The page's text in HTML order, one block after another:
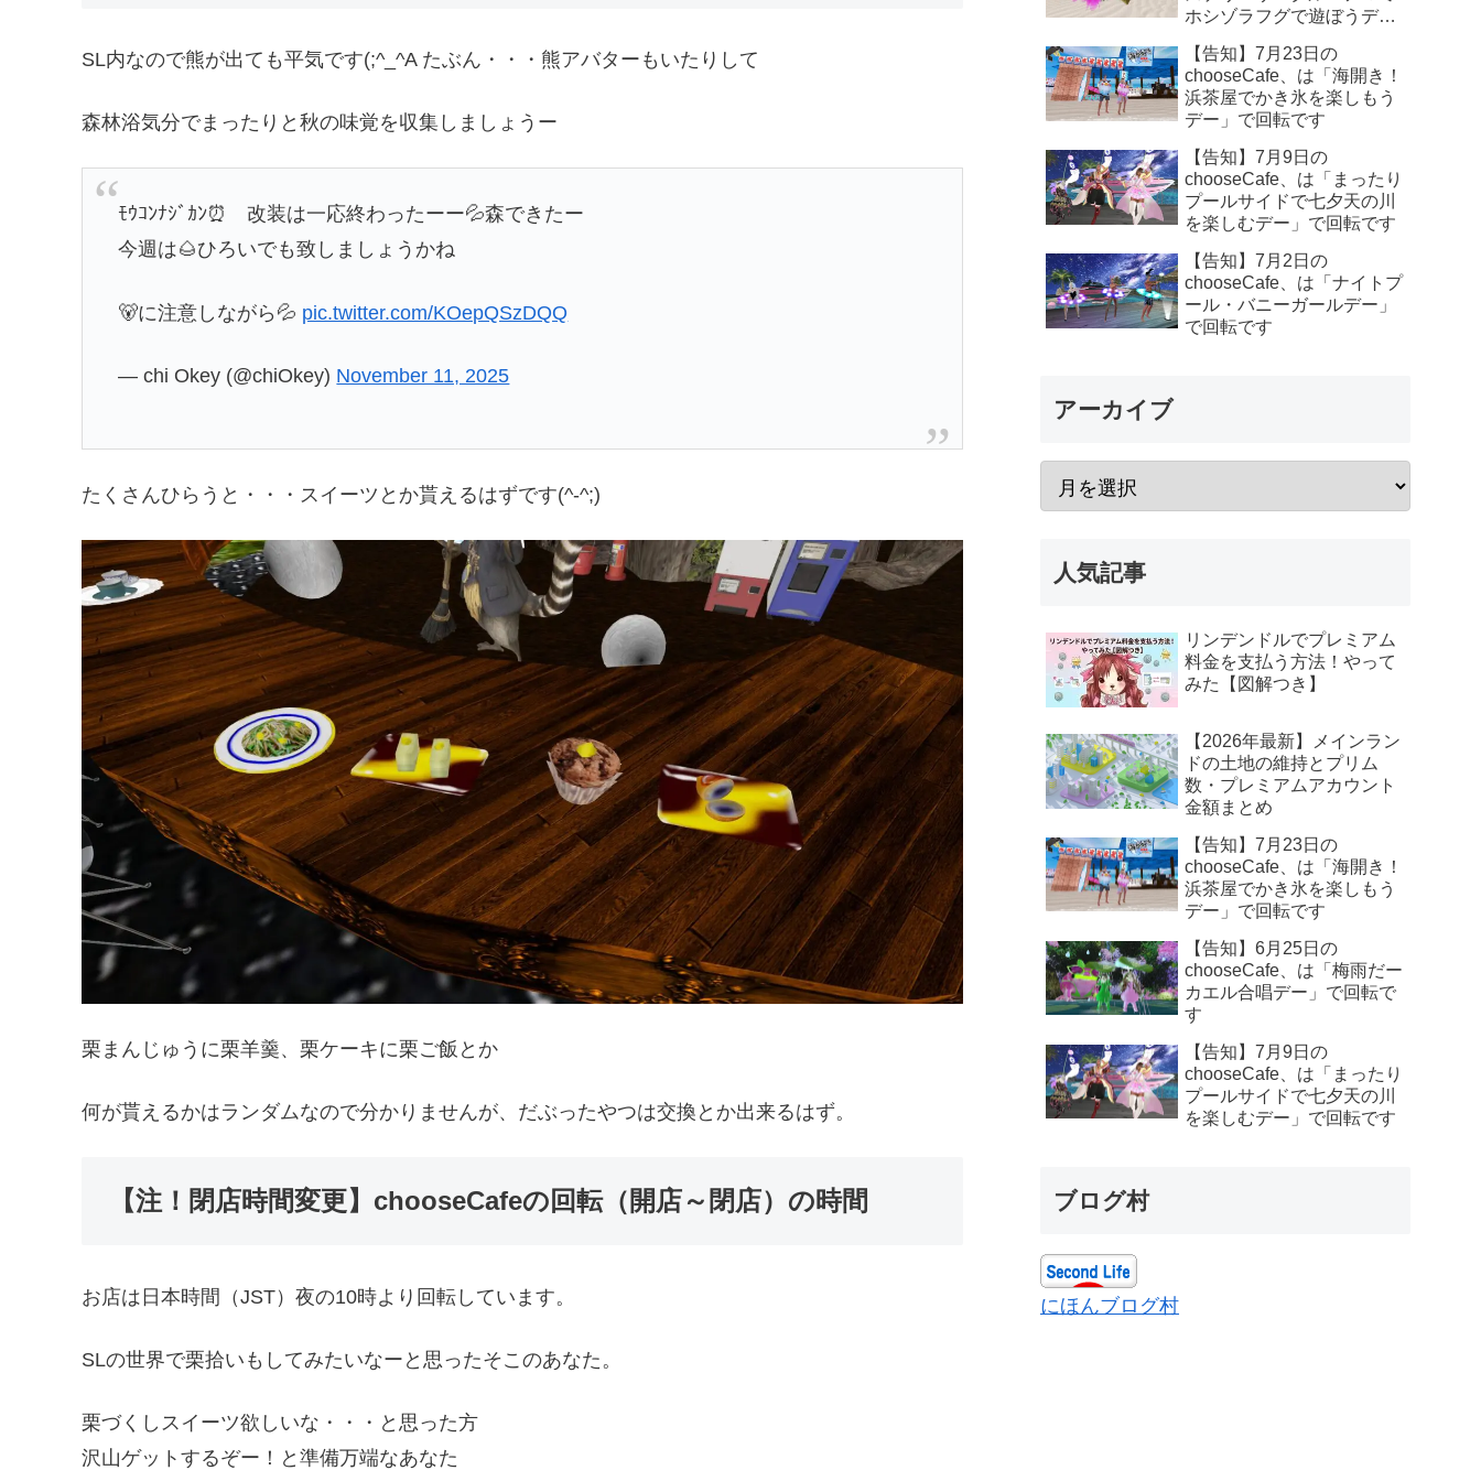
SL内なので熊が出ても平気です(;^_^A たぶん・・・熊アバターもいたりして
森林浴気分でまったりと秋の味覚を収集しましょうー
ﾓｳｺﾝﾅｼﾞｶﾝ⏰️ 改装は一応終わったーー💦森できたー
今週は🌰ひろいでも致しましょうかね
🐻に注意しながら💦 pic.twitter.com/KOepQSzDQQ
— chi Okey (@chiOkey) November 11, 2025
たくさんひらうと・・・スイーツとか貰えるはずです(^-^;)
栗まんじゅうに栗羊羹、栗ケーキに栗ご飯とか
何が貰えるかはランダムなので分かりませんが、だぶったやつは交換とか出来るはず。
【注！閉店時間変更】chooseCafeの回転（開店～閉店）の時間
お店は日本時間（JST）夜の10時より回転しています。
SLの世界で栗拾いもしてみたいなーと思ったそこのあなた。
栗づくしスイーツ欲しいな・・・と思った方
沢山ゲットするぞー！と準備万端なあなた
ホシゾラフグで遊ぼうデ
【告知】7月23日の
chooseCafe、は「海開き！
浜茶屋でかき氷を楽しもう
デー」で回転です
【告知】7月9日の
chooseCafe、は「まったり
プールサイドで七夕天の川
を楽しむデー」で回転です
【告知】7月2日の
chooseCafe、は「ナイトプ
ール・バニーガールデー」
で回転です
アーカイブ
人気記事
リンデンドルでプレミアム
料金を支払う方法！やって
みた【図解つき】
【2026年最新】メインラン
ドの土地の維持とプリム
数・プレミアムアカウント
金額まとめ
【告知】7月23日の
chooseCafe、は「海開き！
浜茶屋でかき氷を楽しもう
デー」で回転です
【告知】6月25日の
chooseCafe、は「梅雨だー
カエル合唱デー」で回転で
す
【告知】7月9日の
chooseCafe、は「まったり
プールサイドで七夕天の川
を楽しむデー」で回転です
ブログ村
にほんブログ村